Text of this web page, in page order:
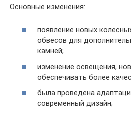
Основные изменения:
появление новых
обвесов для
камней;
изменение освещения,
обеспечивать более
была проведена
современный дизайн;